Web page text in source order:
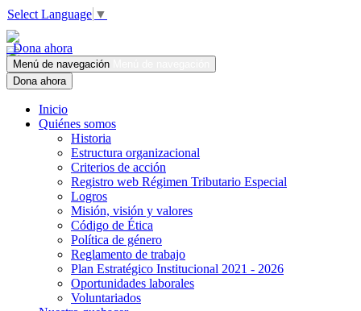
Select Language ▼
Dona ahora
Menú de navegación
Dona ahora
Inicio
Quiénes somos
Historia
Estructura organizacional
Criterios de acción
Registro web Régimen Tributario Especial
Logros
Misión, visión y valores
Código de Ética
Política de género
Reglamento de trabajo
Plan Estratégico Institucional 2021 - 2026
Oportunidades laborales
Voluntariados